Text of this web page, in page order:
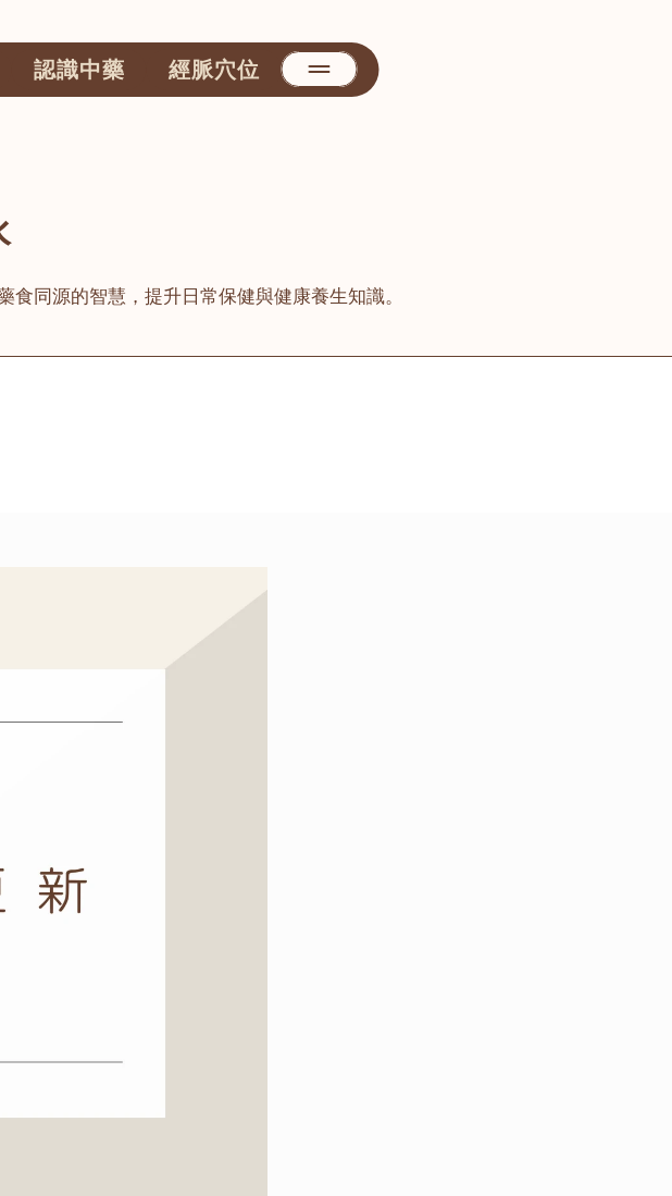
認識中藥 經脈穴位
同源的智慧，提升日常保健與健康養生知識。